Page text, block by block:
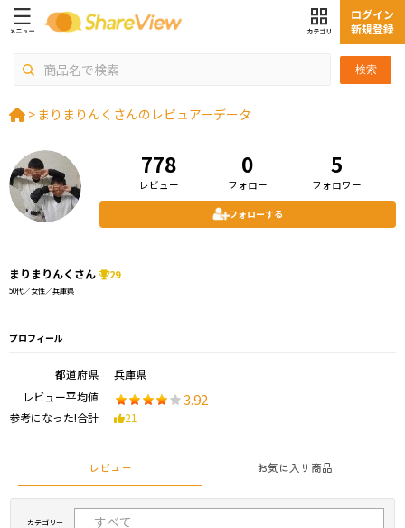
検索
ログイン
新規登録
> まりまりんくさんのレビュアーデータ
778
レビュー
0
フォロー
5
フォロワー
フォローする
まりまりんくさん 29
50代／女性／兵庫県
プロフィール
都道府県
兵庫県
レビュー平均値
3.92
参考になった!合計 21
レビュー お気に入り商品
カテゴリー